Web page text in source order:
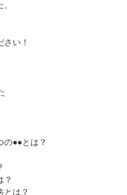
い！
の●●とは？
？
とは？